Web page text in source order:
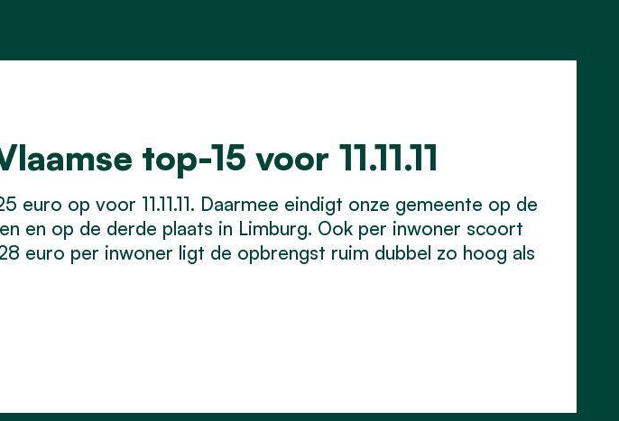
top-15 voor 11.11.11
euro op voor 11.11.11. Daarmee eindigt onze gemeente op de
en op de derde plaats in Limburg. Ook per inwoner scoort
euro per inwoner ligt de opbrengst ruim dubbel zo hoog als